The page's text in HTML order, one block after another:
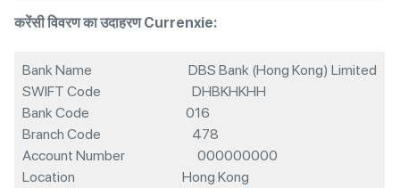
करेंसी विवरण का उदाहरण Currenxie:
Bank Name DBS Bank (Hong Kong) Limited
SWIFT Code DHBKHKHH
Bank Code 016
Branch Code 478
Account Number 000000000
Location Hong Kong